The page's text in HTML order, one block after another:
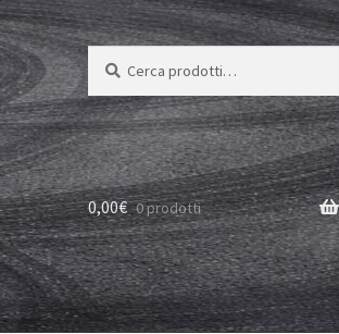
Cerca:
Cerca
0,00€ 0 prodotti